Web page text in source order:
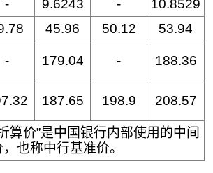
- 9.6243 -
10.8529
45.96 50.12
53.94
- 179.04 - 188.36
187.65 198.9 208.57
算价”是中国银行内部使用的中间
，也称中行基准价。